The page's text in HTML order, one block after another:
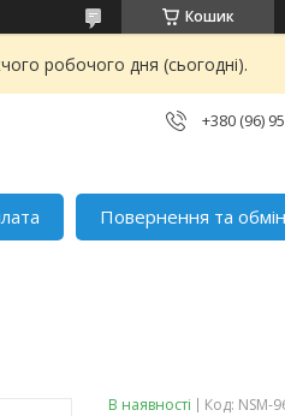
Кошик
робочого дня (сьогодні).
+380 (96)
Повернення та обмін
В наявності Код: NSM-